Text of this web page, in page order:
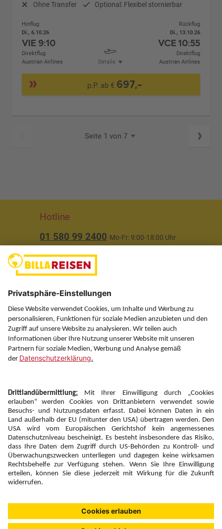
Ohne Transfer Optional: Flexibel stornierbar
Hinflug
Di., 6.10.26
VIE 9:10
Direktflug
Austrian Airlines
Details
Rückflug
Di., 13.10.26
VCE 10:55
Direktflug
Austrian Airlines
p.P. ab € 697,-
Seite 1 von 7
Hotline
01 580 99 2400 Mo-Fr: 9:00-18:00 Uhr
Über uns
Service
Information
Folgen Sie uns auf
Newsletter:
Anmelden
Fairness und
Unsere Inhalte: Standards und
Meldung